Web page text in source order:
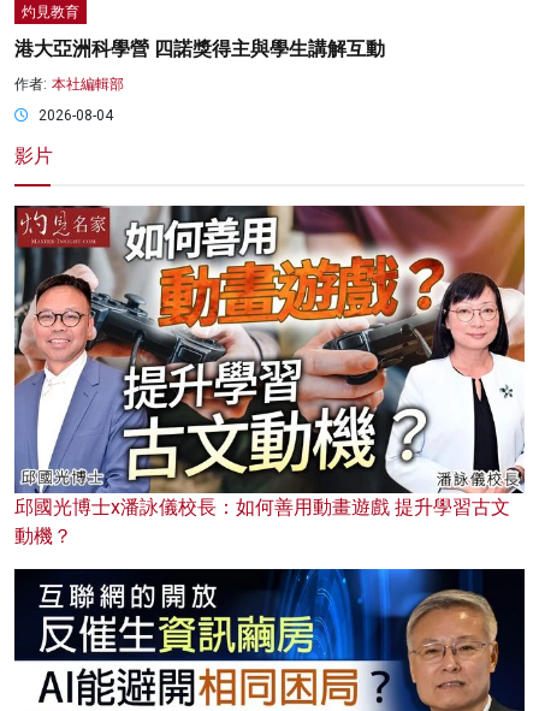
灼見教育
港大亞洲科學營 四諾獎得主與學生講解互動
作者: 本社編輯部
2026-08-04
影片
邱國光博士x潘詠儀校長：如何善用動畫遊戲 提升學習古文
動機？